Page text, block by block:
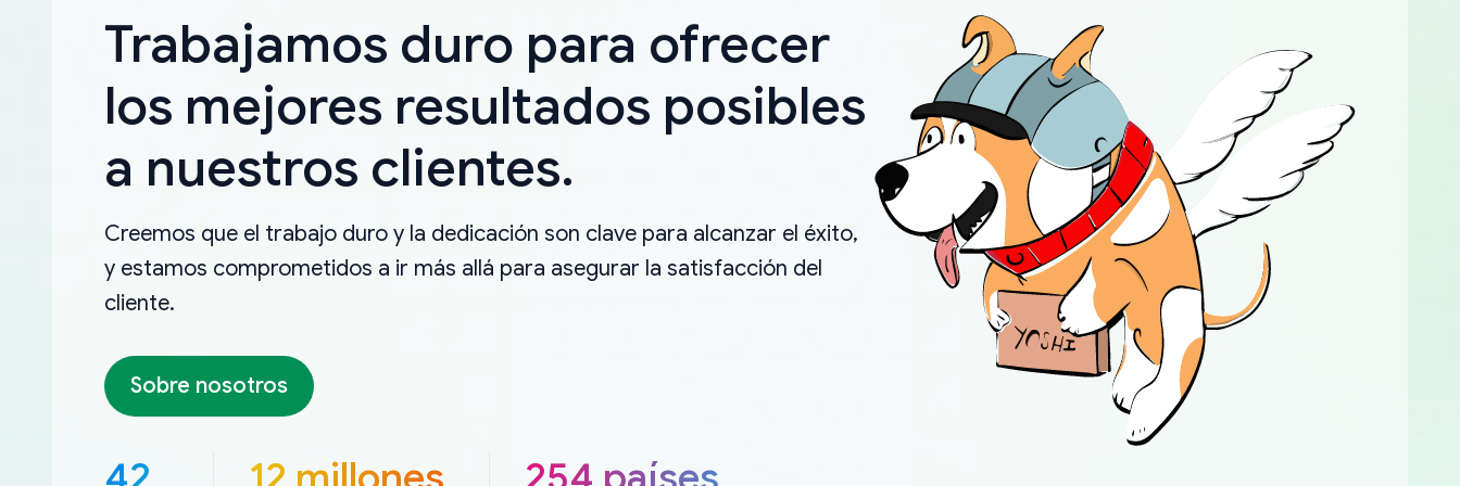
Trabajamos duro para ofrecer
los mejores resultados posibles
a nuestros clientes.
Creemos que el trabajo duro y la dedicación son clave para alcanzar el éxito,
y estamos comprometidos a ir más allá para asegurar la satisfacción del
cliente.
Sobre nosotros